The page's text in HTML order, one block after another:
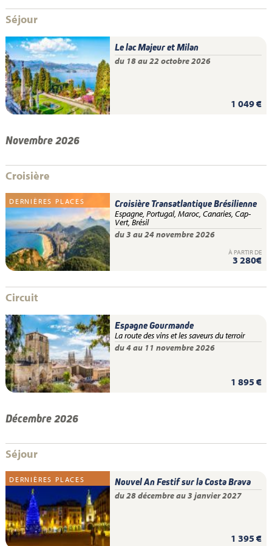
Séjour
Le lac Majeur et Milan
du 18 au 22 octobre 2026
1 049 €
Novembre 2026
Croisière
DERNIÈRES PLACES
Croisière Transatlantique Brésilienne
Espagne, Portugal, Maroc, Canaries, Cap-
Vert, Brésil
du 3 au 24 novembre 2026
À PARTIR DE
3 280€
Circuit
Espagne Gourmande
La route des vins et les saveurs du terroir
du 4 au 11 novembre 2026
1 895 €
Décembre 2026
Séjour
DERNIÈRES PLACES Nouvel An Festif sur la Costa Brava
du 28 décembre au 3 janvier 2027
1 395 €